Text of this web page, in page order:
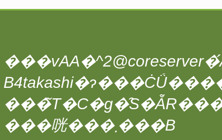
���咣���܂���B